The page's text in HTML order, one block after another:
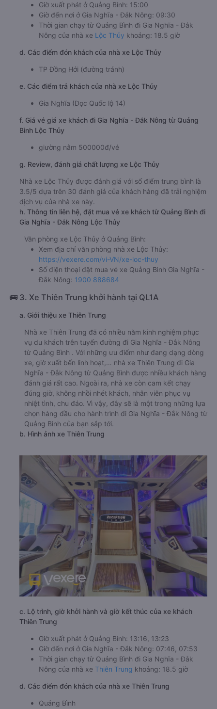
Giờ xuất phát ở Quảng Bình: 15:00
Giờ đến nơi ở Gia Nghĩa - Đắk Nông: 09:30
Thời gian chạy từ Quảng Bình đi Gia Nghĩa - Đắk
Nông của nhà xe Lộc Thủy khoảng: 18.5 giờ
d. Các điểm đón khách của nhà xe Lộc Thủy
TP Đồng Hới (đường tránh)
e. Các điểm trả khách của nhà xe Lộc Thủy
Gia Nghĩa (Dọc Quốc lộ 14)
f. Giá vé giá xe khách đi Gia Nghĩa - Đắk Nông từ Quảng
Bình Lộc Thủy
giường nằm 500000đ/vé
g. Review, đánh giá chất lượng xe Lộc Thủy
Nhà xe Lộc Thủy được đánh giá với số điểm trung bình là
3.5/5 dựa trên 30 đánh giá của khách hàng đã trải nghiệm
dịch vụ của nhà xe này.
h. Thông tin liên hệ, đặt mua vé xe khách từ Quảng Bình đi
Gia Nghĩa - Đắk Nông Lộc Thủy
Văn phòng xe Lộc Thủy ở Quảng Bình:
Xem địa chỉ văn phòng nhà xe Lộc Thủy:
https://vexere.com/vi-VN/xe-loc-thuy
Số điện thoại đặt mua vé xe Quảng Bình Gia Nghĩa -
Đắk Nông: 1900 888684
🚌 3. Xe Thiên Trung khởi hành tại QL1A
a. Giới thiệu xe Thiên Trung
Nhà xe Thiên Trung đã có nhiều năm kinh nghiệm phục
vụ du khách trên tuyến đường đi Gia Nghĩa - Đắk Nông
từ Quảng Bình . Với những ưu điểm như đang dạng dòng
xe, giờ xuất bến linh hoạt,… nhà xe Thiên Trung đi Gia
Nghĩa - Đắk Nông từ Quảng Bình được nhiều khách hàng
đánh giá rất cao. Ngoài ra, nhà xe còn cam kết chạy
đúng giờ, không nhồi nhét khách, nhân viên phục vụ
nhiệt tình, chu đáo. Vì vậy, đây sẽ là một trong những lựa
chọn hàng đầu cho hành trình đi Gia Nghĩa - Đắk Nông từ
Quảng Bình của bạn sắp tới.
b. Hình ảnh xe Thiên Trung
c. Lộ trình, giờ khởi hành và giờ kết thúc của xe khách
Thiên Trung
Giờ xuất phát ở Quảng Bình: 13:16, 13:23
Giờ đến nơi ở Gia Nghĩa - Đắk Nông: 07:46, 07:53
Thời gian chạy từ Quảng Bình đi Gia Nghĩa - Đắk
Nông của nhà xe Thiên Trung khoảng: 18.5 giờ
d. Các điểm đón khách của nhà xe Thiên Trung
Quảng Bình